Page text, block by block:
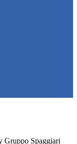
Gruppo Spaggiari